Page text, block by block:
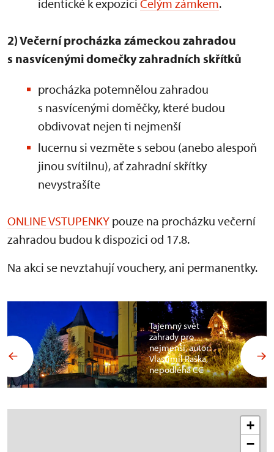
identické k expozici Celým zámkem.
2) Večerní procházka zámeckou zahradou
s nasvícenými domečky zahradních skřítků
procházka potemnělou zahradou
s nasvícenými doměčky, které budou
obdivovat nejen ti nejmenší
lucernu si vezměte s sebou (anebo alespoň
jinou svítilnu), ať zahradní skřítky
nevystrašíte
ONLINE VSTUPENKY pouze na procházku večerní
zahradou budou k dispozici od 17.8.
Na akci se nevztahují vouchery, ani permanentky.
Tajemný svět
zahrady pro
nejmenší, autor:
Vlastimil Raška,
nepodléhá CC
+
−